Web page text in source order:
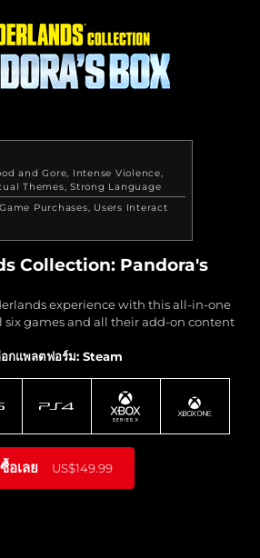
and Gore Intense Violence
Themes Strong Language
Purchases
Users Interact
Collection: Pandora's
experience with this all-in-one
games and all their add-on content
อกแพลตฟอร์ม: Steam
ซื้อเลย US$149.99